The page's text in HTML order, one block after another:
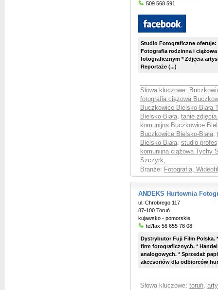
509 568 591
Studio Fotograficzne
Fotografia rodzinna i
fotograficznym * Zdjęcia
Reportaże (...)
Słowa kluczowe:
fotografia ciążowa
Buczkowice Bielsko-Biała
Bielsko-Biała, tanie
komunijna Buczkowice
Buczkowice Bielsko-Biała,
Bielsko-Biała, studio
komunijna ciążowa Tychy
Szczyrk,
Branże: Fotografia,
ANDEKS Hurtownia
ul. Chrobrego 117
87-100 Toruń
kujawsko - pomorskie
tel/fax 56 655 78 08
Dystrybutor Fuji Film Polska.
firm fotograficznych. *
analogowych. * Sprzedaż
akcesoriów dla odbiorców
Słowa kluczowe: toruń,